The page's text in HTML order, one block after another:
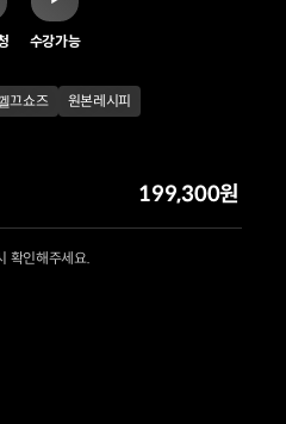
수강가능
끄쇼즈 원본레시피
199,300원
확인해주세요.